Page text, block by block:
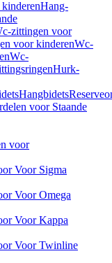
Hang-
zittingen voor
voor kinderenWc-
Wc-
Hurk-
Hangbidets
voor Staande
voor
Voor Sigma
Voor Omega
Voor Kappa
Voor Twinline